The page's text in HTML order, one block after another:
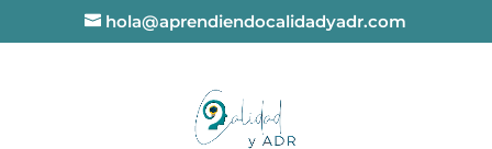
hola@aprendiendocalidadyadr.com